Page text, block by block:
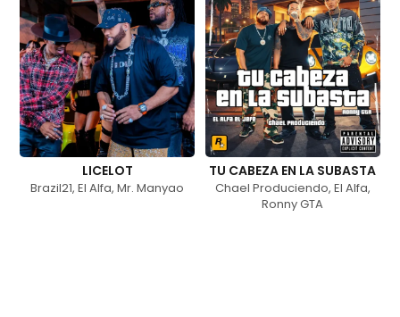
LICELOT
Brazil21,El Alfa,Mr. Manyao
TU CABEZA EN LA SUBASTA
Chael Produciendo, El Alfa,
Ronny GTA